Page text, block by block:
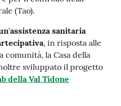
(Tao).
sanitaria
, in risposta alle
comunità, la Casa della
sviluppato il progetto
della Val Tidone